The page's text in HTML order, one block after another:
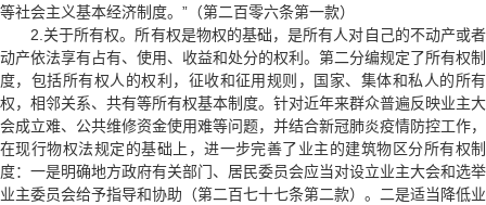
等社会主义基本经济制度。”（第二百零六条第一款）
2.关于所有权。所有权是物权的基础，是所有人对自己的不动产或者
动产依法享有占有、使用、收益和处分的权利。第二分编规定了所有权制
度，包括所有权人的权利，征收和征用规则，国家、集体和私人的所有
权，相邻关系、共有等所有权基本制度。针对近年来群众普遍反映业主大
会成立难、公共维修资金使用难等问题，并结合新冠肺炎疫情防控工作，
在现行物权法规定的基础上，进一步完善了业主的建筑物区分所有权制
度：一是明确地方政府有关部门、居民委员会应当对设立业主大会和选举
业主委员会给予指导和协助（第二百七十七条第二款）。二是适当降低业